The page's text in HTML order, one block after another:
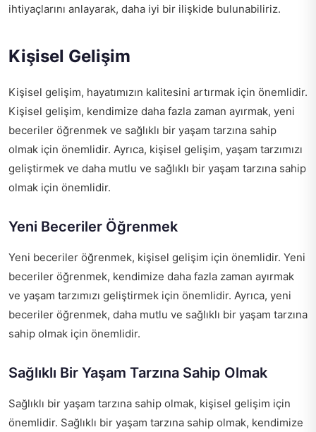
ihtiyaçlarını anlayarak, daha iyi bir ilişkide bulunabiliriz.
Kişisel Gelişim
Kişisel gelişim, hayatımızın kalitesini artırmak için önemlidir.
Kişisel gelişim, kendimize daha fazla zaman ayırmak, yeni
beceriler öğrenmek ve sağlıklı bir yaşam tarzına sahip
olmak için önemlidir. Ayrıca, kişisel gelişim, yaşam tarzımızı
geliştirmek ve daha mutlu ve sağlıklı bir yaşam tarzına sahip
olmak için önemlidir.
Yeni Beceriler Öğrenmek
Yeni beceriler öğrenmek, kişisel gelişim için önemlidir. Yeni
beceriler öğrenmek, kendimize daha fazla zaman ayırmak
ve yaşam tarzımızı geliştirmek için önemlidir. Ayrıca, yeni
beceriler öğrenmek, daha mutlu ve sağlıklı bir yaşam tarzına
sahip olmak için önemlidir.
Sağlıklı Bir Yaşam Tarzına Sahip Olmak
Sağlıklı bir yaşam tarzına sahip olmak, kişisel gelişim için
önemlidir. Sağlıklı bir yaşam tarzına sahip olmak, kendimize